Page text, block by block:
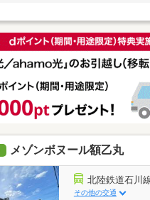
メゾンボヌール額乙丸
北陸鉄道石川
その他の交通